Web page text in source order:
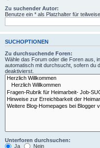
Zu suchender Autor:
Benutze ein * als Platzhalter für
SUCHOPTIONEN
Zu durchsuchende Foren:
Wähle das Forum oder die Foren aus,
automatisch mit durchsucht, sofern du
deaktivierst.
Unterforen durchsuchen:
Ja
Nein